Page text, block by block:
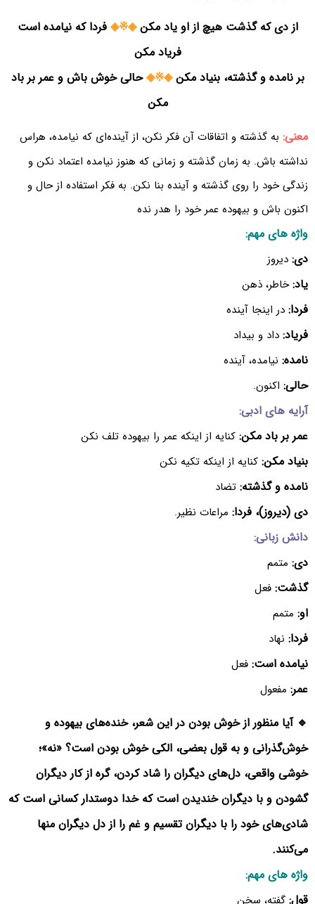
از دی که گذشت هیچ از او یاد مکن◈※◈فردا که نیامده است
فریاد مکن
بر نامده و گذشته، بنیاد مکن◈※◈حالی خوش باش و عمر بر باد
مکن
معنی: به گذشته و اتفاقات آن فکر نکن، از آینده‌ای که نیامده، هراس
نداشته باش. به زمان گذشته و زمانی که هنوز نیامده اعتماد نکن و
زندگی خود را روی گذشته و آینده بنا نکن. به فکر استفاده از حال و
اکنون باش و بیهوده عمر خود را هدر نده
واژه های مهم:
دی: دیروز
یاد:خاطر، ذهن
فردا: در اینجا آینده
فریاد: داد و بیداد
نامده: نیامده، آینده
حالی: اکنون.
آرایه های ادبی:
عمر بر باد مکن: کنایه از اینکه عمر را بیهوده تلف نکن
بنیاد مکن: کنایه از اینکه تکیه نکن
نامده و گذشته: تضاد
دی (دیروز)، فردا: مراعات نظیر.
دانش زبانی:
دی: متمم
گذشت: فعل
او: متمم
فردا: نهاد
نیامده است: فعل
عمر: مفعول
🔹 آیا منظور از خوش بودن در این شعر، خنده‌های بیهوده و
خوش‌گذرانی و به قول بعضی، الکی خوش بودن است؟ «نه»؛
خوشی واقعی، دل‌های دیگران را شاد کردن، گره از کار دیگران
گشودن و با دیگران خندیدن است که خدا دوستدار کسانی است که
شادی‌های خود را با دیگران تقسیم و غم را از دل دیگران منها
می‌کنند.
واژه های مهم:
قول: گفته، سخن